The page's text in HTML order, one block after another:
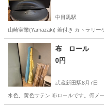
中目黒駅
山崎実業(Yamazaki) 蓋付き カトラリ
東京 目黒区
布 ロール
0円
武蔵新田駅8月7日
水色、黄色サテン 布ロールです。何メ